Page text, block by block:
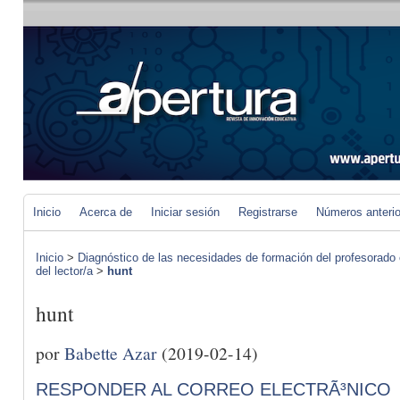
Inicio Acerca de Iniciar sesión Registrarse Números
Inicio > Diagnóstico de las necesidades de formación del
del lector/a> hunt
hunt
porBabette Azar (2019-02-14)
RESPONDER AL CORREO ELECTRÃ³NICO